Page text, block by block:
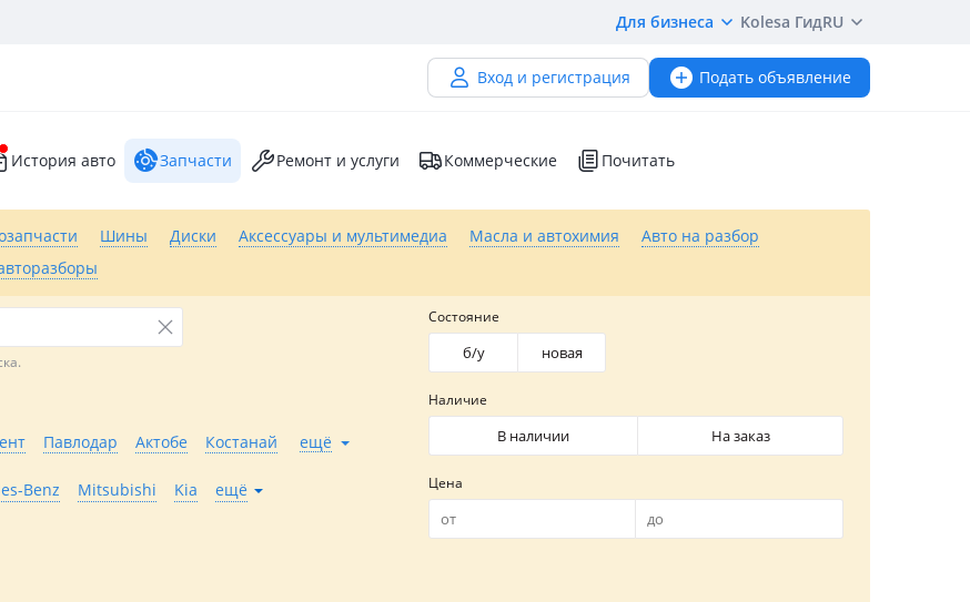
Для бизнеса Kolesa ГидRU
Вход и регистрация Подать объявление
История авто Запчасти Ремонт и услуги Коммерческие Почитать
Шины Диски Аксессуары и мультимедиа Масла и автохимия
Авто на разбор
Павлодар Актобе Костанай ещё
Benz Mitsubishi Kia ещё
Состояние
б/y новая
Наличие
В наличии На заказ
Цена